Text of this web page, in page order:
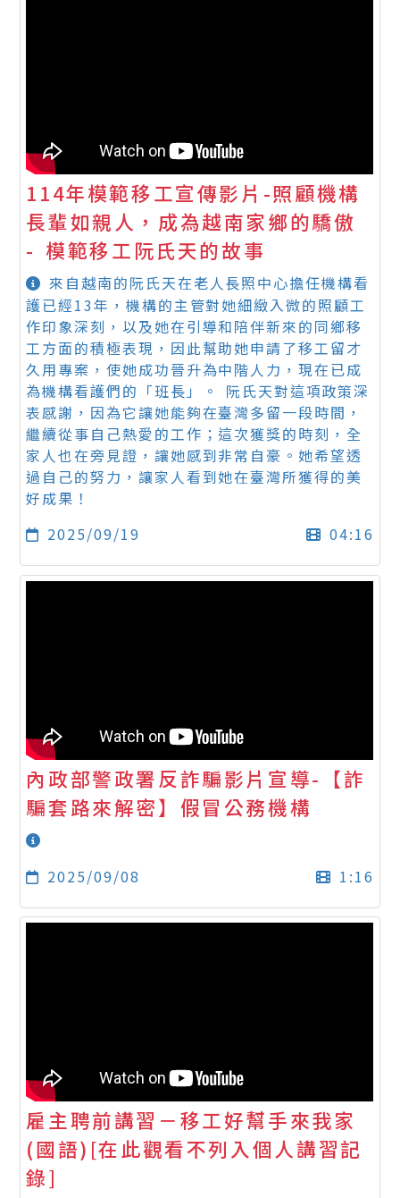
114年模範移工宣傳影片-照顧機構
長輩如親人，成為越南家鄉的驕傲
- 模範移工阮氏天的故事
來自越南的阮氏天在老人長照中心擔任機構看
護已經13年，機構的主管對她細緻入微的照顧工
作印象深刻，以及她在引導和陪伴新來的同鄉移
工方面的積極表現，因此幫助她申請了移工留才
久用專案，使她成功晉升為中階人力，現在已成
為機構看護們的「班長」。 阮氏天對這項政策深
表感謝，因為它讓她能夠在臺灣多留一段時間，
繼續從事自己熱愛的工作；這次獲獎的時刻，全
家人也在旁見證，讓她感到非常自豪。她希望透
過自己的努力，讓家人看到她在臺灣所獲得的美
好成果！
2025/09/19
04:16
內政部警政署反詐騙影片宣導-【詐
騙套路來解密】假冒公務機構
2025/09/08 1:16
雇主聘前講習－移工好幫手來我家
(國語)[在此觀看不列入個人講習記
錄]